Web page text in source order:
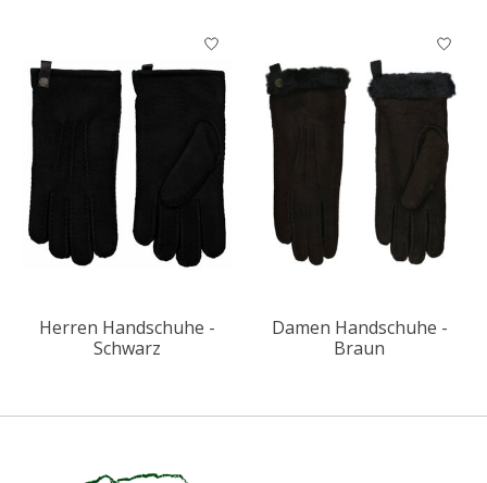
Herren Handschuhe -
Schwarz
Damen Handschuhe -
Braun